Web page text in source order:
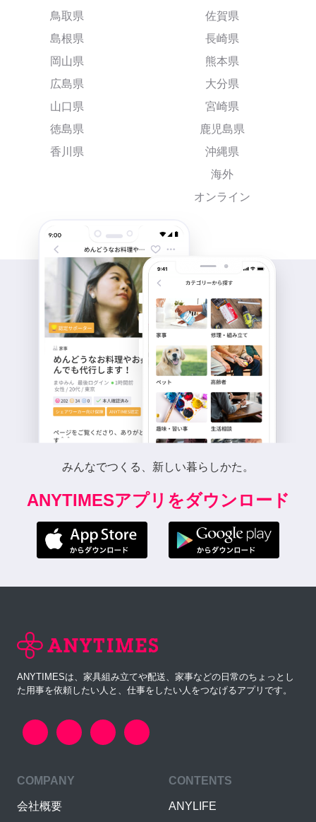
鳥取県
島根県
岡山県
広島県
山口県
徳島県
香川県
佐賀県
長崎県
熊本県
大分県
宮崎県
鹿児島県
沖縄県
海外
オンライン
みんなでつくる、新しい暮らしかた。
ANYTIMESアプリをダウンロード
ANYTIMESは、家具組み立てや配送、家事などの日常のちょっとし
た用事を依頼したい人と、仕事をしたい人をつなげるアプリです。
COMPANY
会社概要
CONTENTS
ANYLIFE